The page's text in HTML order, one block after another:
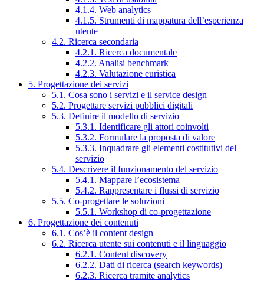
4.1.4. Web analytics
4.1.5. Strumenti di mappatura dell’esperienza
utente
4.2. Ricerca secondaria
4.2.1. Ricerca documentale
4.2.2. Analisi benchmark
4.2.3. Valutazione euristica
5. Progettazione dei servizi
5.1. Cosa sono i servizi e il service design
5.2. Progettare servizi pubblici digitali
5.3. Definire il modello di servizio
5.3.1. Identificare gli attori coinvolti
5.3.2. Formulare la proposta di valore
5.3.3. Inquadrare gli elementi costitutivi del
servizio
5.4. Descrivere il funzionamento del servizio
5.4.1. Mappare l’ecosistema
5.4.2. Rappresentare i flussi di servizio
5.5. Co-progettare le soluzioni
5.5.1. Workshop di co-progettazione
6. Progettazione dei contenuti
6.1. Cos’è il content design
6.2. Ricerca utente sui contenuti e il linguaggio
6.2.1. Content discovery
6.2.2. Dati di ricerca (search keywords)
6.2.3. Ricerca tramite analytics